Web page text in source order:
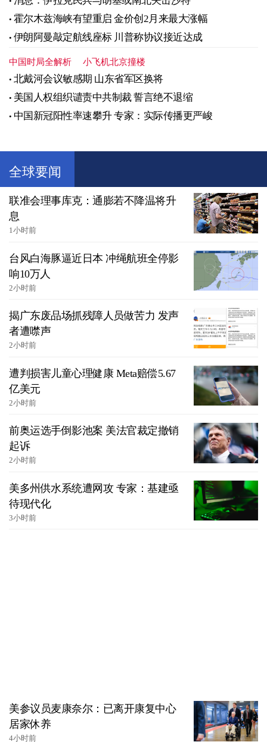
霍尔木兹海峡有望重启 金价创2月来最大涨幅
伊朗阿曼敲定航线座标 川普称协议接近达成
中国时局全解析 小飞机北京撞楼
北戴河会议敏感期 山东省军区换将
美国人权组织谴责中共制裁 誓言绝不退缩
中国新冠阳性率速攀升 专家：实际传播更严峻
全球要闻
联准会理事库克：通膨若不降温将升
息
1小时前
台风白海豚逼近日本 冲绳航班全停影
响10万人
2小时前
揭广东废品场抓残障人员做苦力 发声
者遭噤声
2小时前
遭判损害儿童心理健康 Meta赔偿5.67
亿美元
2小时前
前奥运选手倒影池案 美法官裁定撤销
起诉
2小时前
美多州供水系统遭网攻 专家：基建亟
待现代化
3小时前
美参议员麦康奈尔：已离开康复中心
居家休养
4小时前